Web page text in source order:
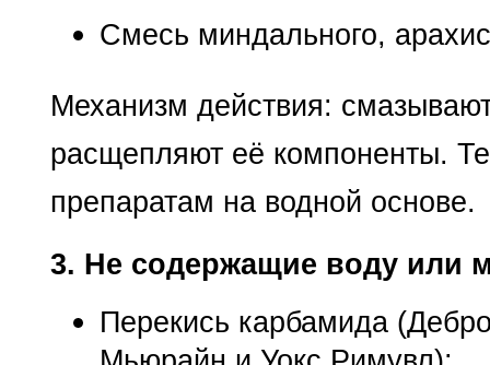
Смесь миндального,
Механизм действия:
расщепляют её компоненты.
препаратам на водной основе.
3. Не содержащие воду или
Перекись карбамида